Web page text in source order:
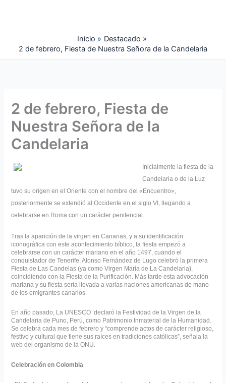
Inicio
Destacado
2 de febrero, Fiesta de Nuestra Señora de la Candelaria
2 de febrero, Fiesta de
Nuestra Señora de la
Candelaria
Inicialmente la fiesta de la
Candelaria o de la Luz
tuvo su origen en el Oriente con el nombre del «Encuentro»,
posteriormente se extendió al Occidente en el siglo VI, llegando a
celebrarse en Roma con un carácter penitencial.
Tras la aparición de la virgen en Canarias, y a su identificación
iconográfica con este acontecimiento bíblico, la fiesta empezó a
celebrarse con un carácter mariano en el año 1497, cuando el
conquistador de Tenerife, Alonso Fernández de Lugo celebró la primera
Fiesta de Las Candelas (ya como Virgen María de La Candelaria),
coincidiendo con la Fiesta de la Purificación. Más tarde esta advocación
mariana y su fiesta sería llevada a varias naciones americanas de mano
de los emigrantes canarios.
En año pasado, La UNESCO declaró la Festividad de la Virgen de la
Candelaria de Puno, Perú, como Patrimonio Inmaterial de la Humanidad.
Se celebra cada mes de febrero y “comprende actos de carácter religioso,
festivo y cultural que tiene sus raíces en tradiciones católicas”, señala la
web del organismo de la ONU.
Celebración en Colombia